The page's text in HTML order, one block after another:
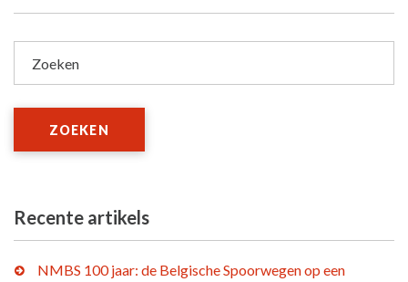
Zoeken
ZOEKEN
Recente artikels
NMBS 100 jaar: de Belgische Spoorwegen op een